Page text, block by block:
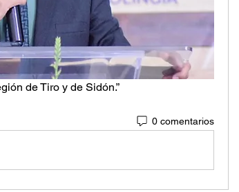
de Tiro y de Sidón.”
0 comentarios